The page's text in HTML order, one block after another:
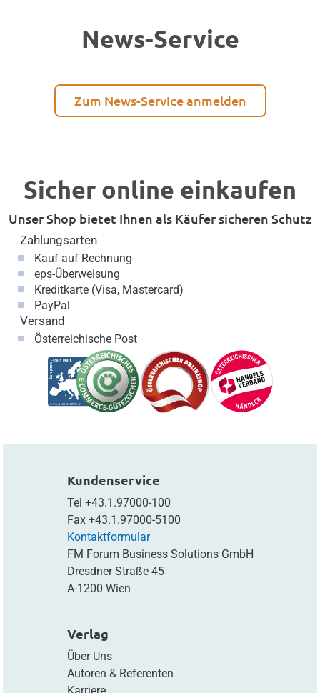
News-Service
Zum News-Service anmelden
Sicher online einkaufen
Unser Shop bietet Ihnen als Käufer sicheren Schutz
Zahlungsarten
Kauf auf Rechnung
eps-Überweisung
Kreditkarte (Visa, Mastercard)
PayPal
Versand
Österreichische Post
Kundenservice
Tel +43.1.97000-100
Fax +43.1.97000-5100
Kontaktformular
FM Forum Business Solutions GmbH
Dresdner Straße 45
A-1200 Wien
Verlag
Über Uns
Autoren & Referenten